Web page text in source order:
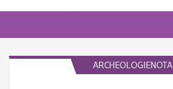
ARCHEOLOGIENOTA